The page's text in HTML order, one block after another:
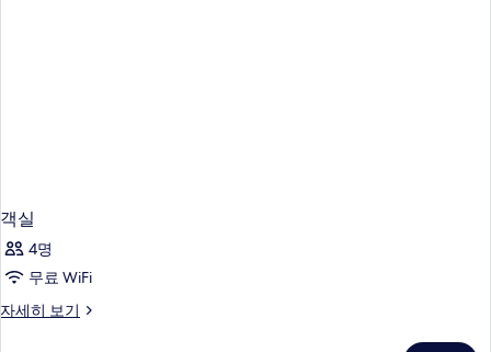
객실
4명
무료 WiFi
자세히 보기
객